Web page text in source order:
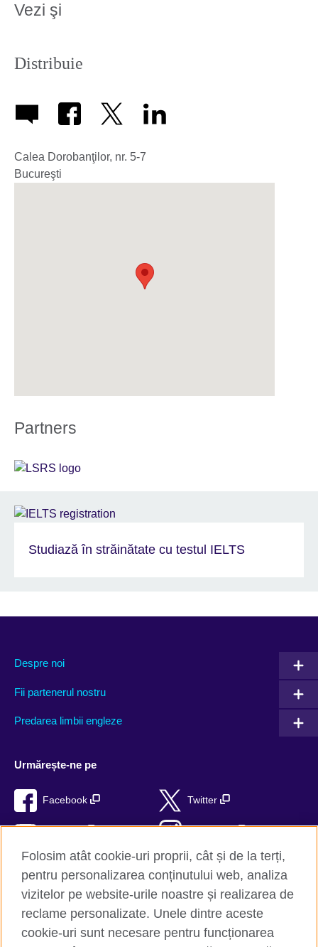
Vezi şi
Distribuie
Calea Dorobanţilor, nr. 5-7
Bucureşti
Partners
Studiază în străinătate cu testul IELTS
Despre noi
Fii partenerul nostru
Predarea limbii engleze
Urmărește-ne pe
Facebook Twitter
TikTok RSS
British Council Global
Folosim atât cookie-uri proprii, cât și de la terți,
pentru personalizarea conținutului web, analiza
vizitelor pe website-urile noastre și realizarea de
reclame personalizate. Unele dintre aceste
cookie-uri sunt necesare pentru funcționarea